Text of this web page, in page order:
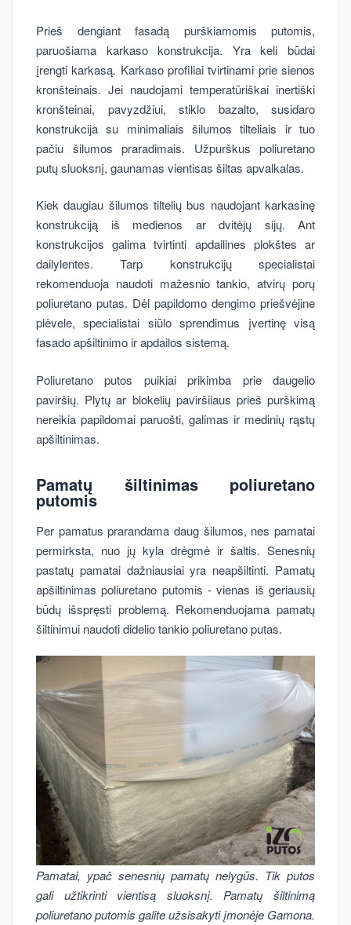
Prieš dengiant fasadą purškiamomis putomis,
paruošiama karkaso konstrukcija. Yra keli būdai
įrengti karkasą. Karkaso profiliai tvirtinami prie sienos
kronšteinais. Jei naudojami temperatūriškai inertiški
kronšteinai, pavyzdžiui, stiklo bazalto, susidaro
konstrukcija su minimaliais šilumos tilteliais ir tuo
pačiu šilumos praradimais. Užpurškus poliuretano
putų sluoksnį, gaunamas vientisas šiltas apvalkalas.
Kiek daugiau šilumos tiltelių bus naudojant karkasinę
konstrukciją iš medienos ar dvitėjų sijų. Ant
konstrukcijos galima tvirtinti apdailines plokštes ar
dailylentes. Tarp konstrukcijų specialistai
rekomenduoja naudoti mažesnio tankio, atvirų porų
poliuretano putas. Dėl papildomo dengimo priešvėjine
plėvele, specialistai siūlo sprendimus įvertinę visą
fasado apšiltinimo ir apdailos sistemą.
Poliuretano putos puikiai prikimba prie daugelio
paviršių. Plytų ar blokelių paviršiiaus prieš purškimą
nereikia papildomai paruošti, galimas ir medinių rąstų
apšiltinimas.
Pamatų šiltinimas poliuretano
putomis
Per pamatus prarandama daug šilumos, nes pamatai
permirksta, nuo jų kyla drėgmė ir šaltis. Senesnių
pastatų pamatai dažniausiai yra neapšiltinti. Pamatų
apšiltinimas poliuretano putomis - vienas iš geriausių
būdų išspręsti problemą. Rekomenduojama pamatų
šiltinimui naudoti didelio tankio poliuretano putas.
Pamatai, ypač senesnių pamatų nelygūs. Tik putos
gali užtikrinti vientisą sluoksnį. Pamatų šiltinimą
poliuretano putomis galite užsisakyti įmonėje Gamona.